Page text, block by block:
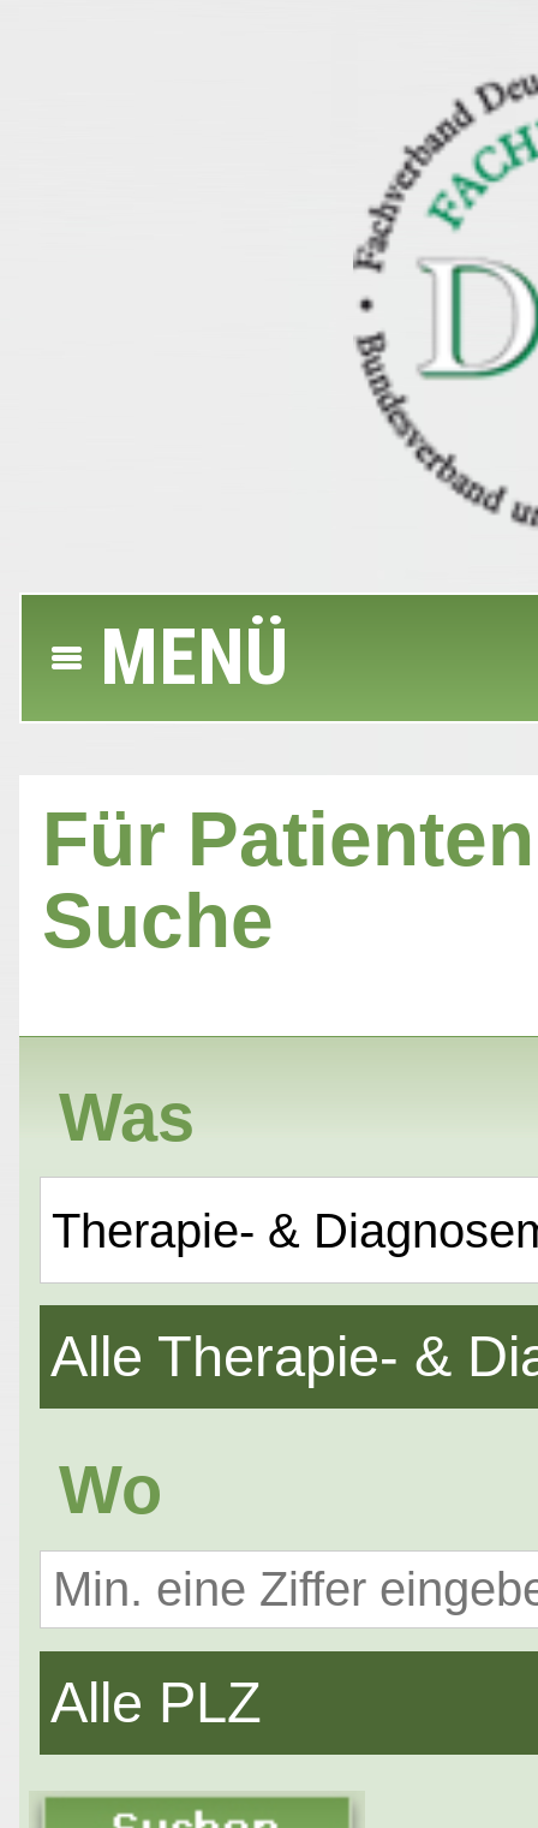
MENÜ
Für
Suche
Was
Therapie- &
Alle Therapie- &
Wo
Alle PLZ